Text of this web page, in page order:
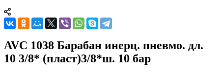
AVC 1038 Барабан инерц. пневмо. дл.
10 3/8* (пласт)3/8*ш. 10 бар